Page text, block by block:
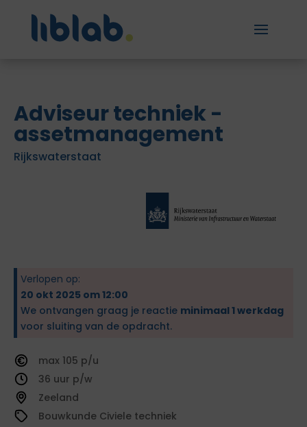
Adviseur techniek -
assetmanagement
Rijkswaterstaat
Verlopen op:
20 okt 2025 om 12:00
We ontvangen graag je reactie minimaal 1 werkdag
voor sluiting van de opdracht.
105
36
Zeeland
Bouwkunde Civiele techniek